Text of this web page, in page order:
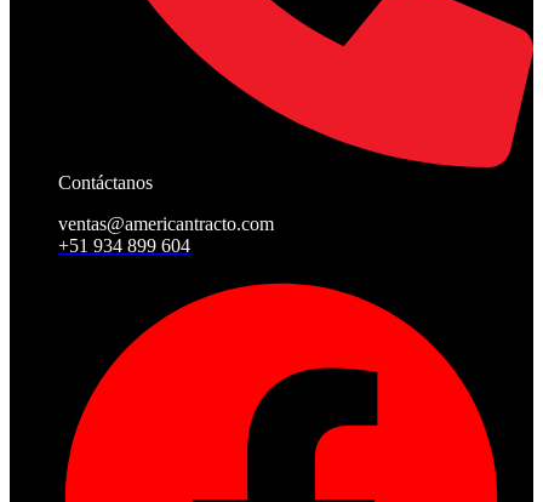
Contáctanos
ventas@americantracto.com
+51 934 899 604